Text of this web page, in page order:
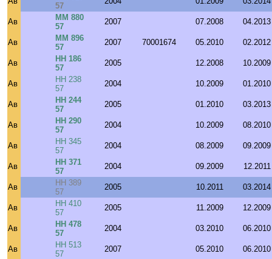
57
Ав
ММ 880
57
2007 07.2008 04.2013
Ав
ММ 896
57
2007 70001674 05.2010 02.2012
Ав
НН 186
57
2005 12.2008 10.2009
Ав
НН 238
57
2004 10.2009 01.2010
Ав
НН 244
57
2005 01.2010 03.2013
Ав
НН 290
57
2004 10.2009 08.2010
Ав
НН 345
57
2004 08.2009 09.2009
Ав
НН 371
57
2004 09.2009 12.2011
Ав
НН 389
57
2005 10.2011 03.2014
Ав
НН 410
57
2005 11.2009 12.2009
Ав
НН 478
57
2004 03.2010 06.2010
Ав
НН 513
57
2007 05.2010 06.2010